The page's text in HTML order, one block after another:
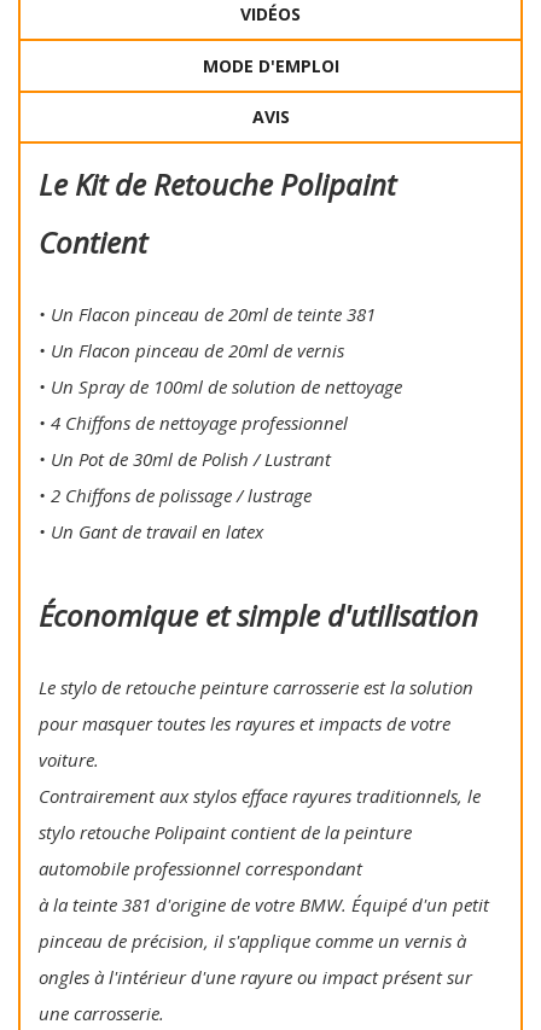
VIDÉOS
MODE D'EMPLOI
AVIS
Le Kit de Retouche Polipaint
Contient
• Un Flacon pinceau de 20ml de teinte 381
• Un Flacon pinceau de 20ml de vernis
• Un Spray de 100ml de solution de nettoyage
• 4 Chiffons de nettoyage professionnel
• Un Pot de 30ml de Polish / Lustrant
• 2 Chiffons de polissage / lustrage
• Un Gant de travail en latex
Économique et simple d'utilisation
Le stylo de retouche peinture carrosserie est la solution
pour masquer toutes les rayures et impacts de votre
voiture.
Contrairement aux stylos efface rayures traditionnels, le
stylo retouche Polipaint contient de la peinture
automobile professionnel correspondant
à la teinte 381 d'origine de votre BMW. Équipé d'un petit
pinceau de précision, il s'applique comme un vernis à
ongles à l'intérieur d'une rayure ou impact présent sur
une carrosserie.